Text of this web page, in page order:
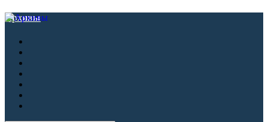
Архивы